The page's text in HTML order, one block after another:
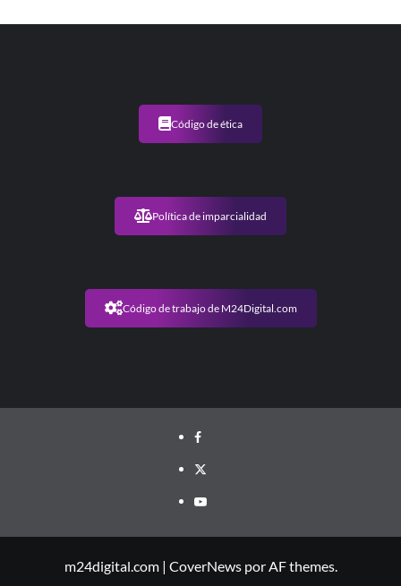
Código de ética
Política de imparcialidad
Código de trabajo de M24Digital.com
m24digital.com | CoverNewspor AF themes.